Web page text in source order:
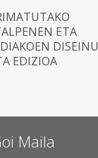
ETA
DISEINU
EDIZIOA
Maila